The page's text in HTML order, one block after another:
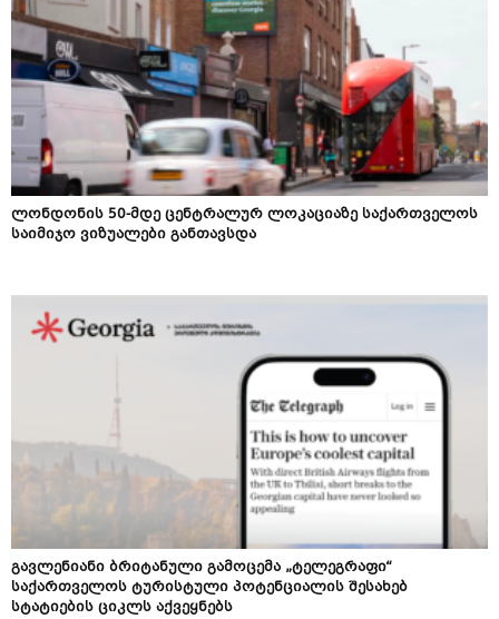
ლონდონის 50-მდე ცენტრალურ ლოკაციაზე საქართველოს
საიმიჯო ვიზუალები განთავსდა
გავლენიანი ბრიტანული გამოცემა „ტელეგრაფი“
საქართველოს ტურისტული პოტენციალის შესახებ
სტატიების ციკლს აქვეყნებს